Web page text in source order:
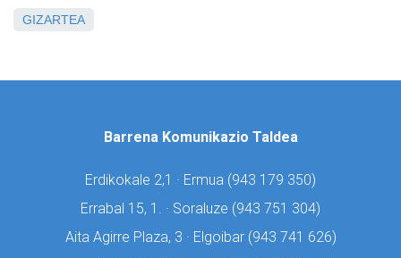
GIZARTEA
Barrena Komunikazio Taldea
Erdikokale 2,1 · Ermua (943 179 350)
Errabal 15, 1. · Soraluze (943 751 304)
Aita Agirre Plaza, 3 · Elgoibar (943 741 626)